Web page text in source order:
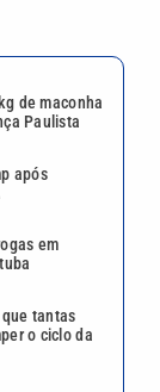
de maconha
Paulista
após
em
tantas
o ciclo da